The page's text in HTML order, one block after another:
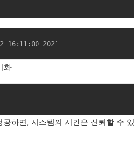
Thu Jul 22 16:11:00 2021
화
하면, 시스템의 시간은 신뢰할 수